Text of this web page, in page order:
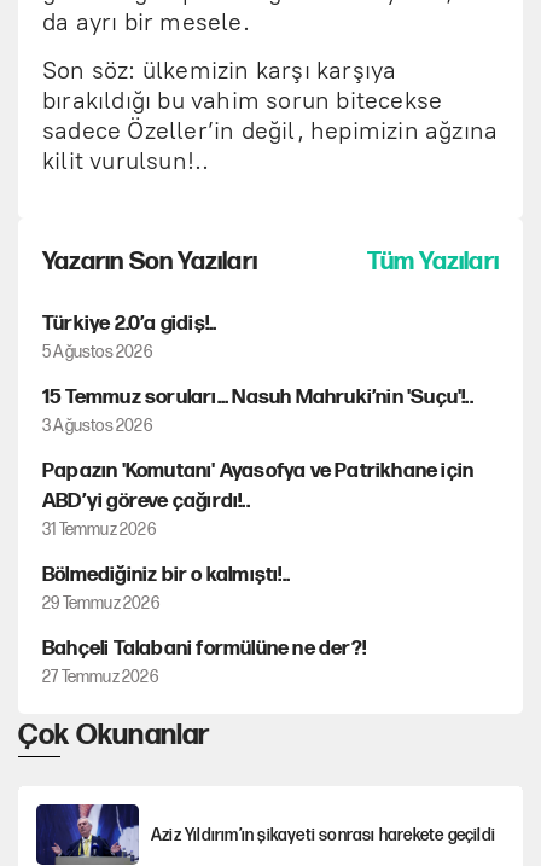
da ayrı bir mesele.
Son söz: ülkemizin karşı karşıya
bırakıldığı bu vahim sorun bitecekse
sadece Özeller’in değil, hepimizin ağzına
kilit vurulsun!..
Çok Okunanlar
Aziz Yıldırım’ın şikayeti sonrası harekete geçildi
Yazarın Son Yazıları Tüm Yazıları
Türkiye 2.0’a gidiş!..
5 Ağustos 2026
15 Temmuz soruları... Nasuh Mahruki’nin 'Suçu'!..
3 Ağustos 2026
Papazın 'Komutanı' Ayasofya ve Patrikhane için
ABD’yi göreve çağırdı!..
31 Temmuz 2026
Bölmediğiniz bir o kalmıştı!..
29 Temmuz 2026
Bahçeli Talabani formülüne ne der?!
27 Temmuz 2026